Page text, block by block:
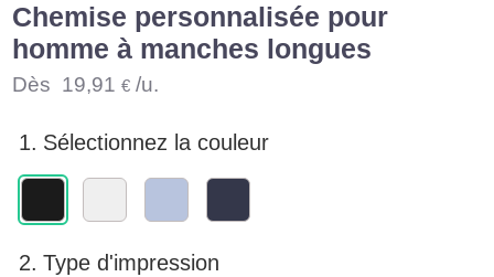
Chemise personnalisée pour
homme à manches longues
Dès 19,91 € /u.
1. Sélectionnez la couleur
2. Type d'impression